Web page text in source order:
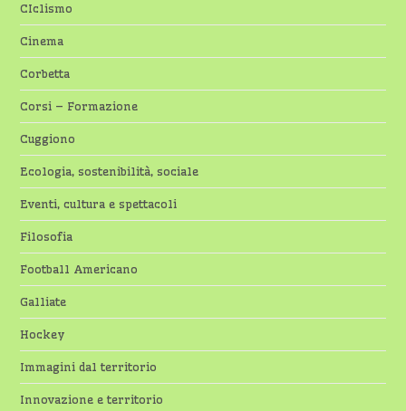
CIclismo
Cinema
Corbetta
Corsi – Formazione
Cuggiono
Ecologia, sostenibilità, sociale
Eventi, cultura e spettacoli
Filosofia
Football Americano
Galliate
Hockey
Immagini dal territorio
Innovazione e territorio